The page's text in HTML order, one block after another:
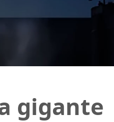
gigante